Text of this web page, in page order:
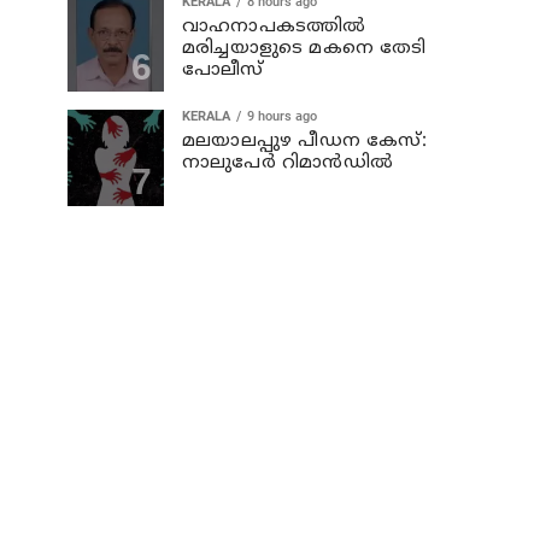
വാഹനാപകടത്തില്‍
മരിച്ചയാളുടെ മകനെ തേടി
പോലീസ്
KERALA 9 hours ago
മലയാലപ്പുഴ പീഡന കേസ്:
നാലുപേര്‍ റിമാന്‍ഡില്‍